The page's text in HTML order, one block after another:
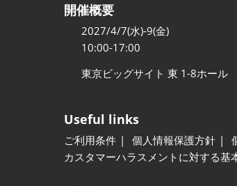
開催概要
2027/4/7(水)-9(金)
10:00-17:00
東京ビッグサイト 東 1-8ホール
Useful links
ご利用条件 個人情報保護方針
カスタマーハラスメントに対する基